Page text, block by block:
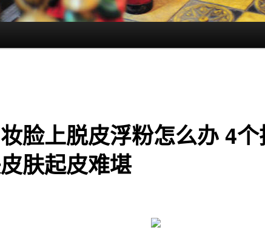
脸上脱皮浮粉怎么办 4
肤起皮难堪